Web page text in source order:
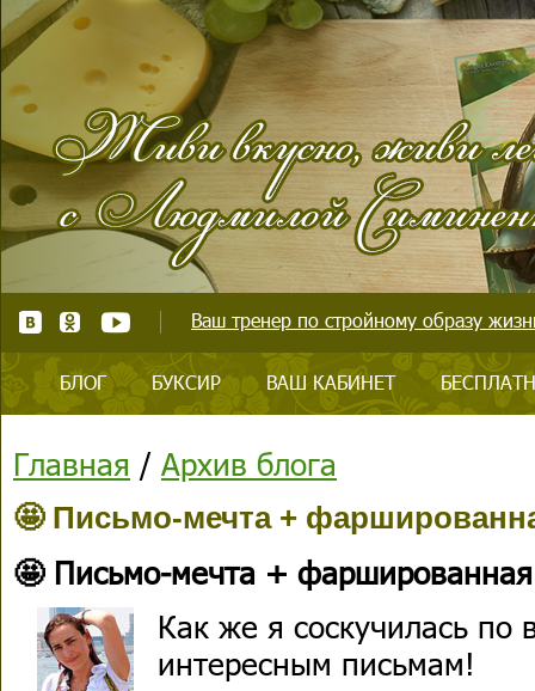
Ваш тренер по стройному образу
БЛОГ БУКСИР ВАШ КАБИНЕТ
Главная / Архив блога
🤩 Письмо-мечта +
🤩 Письмо-мечта + фаршированная
Как же я соскучилась
интересным письмам!